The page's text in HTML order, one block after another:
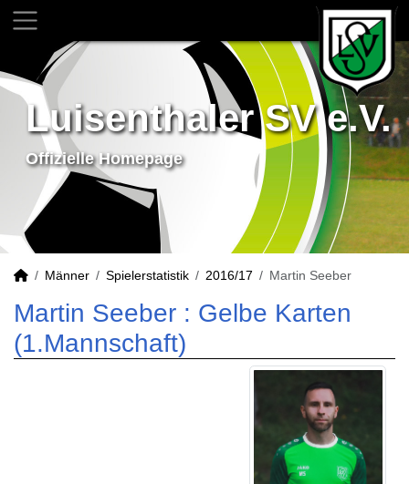
Luisenthaler SV e.V.
Offizielle Homepage
Männer Spielerstatistik 2016/17 Martin Seeber
Martin Seeber : Gelbe Karten
(1.Mannschaft)